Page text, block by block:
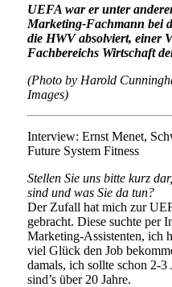
UEFA war er unter
Marketing-Fachmann bei
die HWV absolviert, einer
Fachbereichs Wirtschaft
(Photo by Harold
Images)
Interview: Ernst Menet,
Future System Fitness
Stellen Sie uns bitte kurz
sind und was Sie da tun?
Der Zufall hat mich zur
gebracht. Diese suchte per
Marketing-Assistenten, ich
viel Glück den Job
damals, ich sollte schon 2-
sind’s über 20 Jahre.